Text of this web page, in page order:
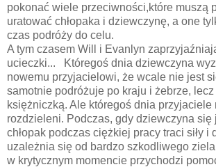
pokonać wiele przeciwności,które muszą
uratować chłopaka i dziewczynę, a one
czas podróży do celu.
A tym czasem Will i Evanlyn
ucieczki... Któregoś dnia dziewczyna
nowemu przyjacielowi, że wcale nie jest
samotnie podróżuje po kraju i żebrze,
księżniczką. Ale któregoś dnia przyjaciele
rozdzieleni. Podczas, gdy dziewczyna się
chłopak podczas ciężkiej pracy traci siły i
uzależnia się od bardzo szkodliwego
w krytycznym momencie przychodzi